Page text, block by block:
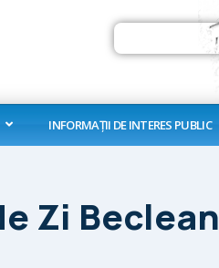
Search
INFORMAȚII DE INTERES PUBLIC
Zi Beclean